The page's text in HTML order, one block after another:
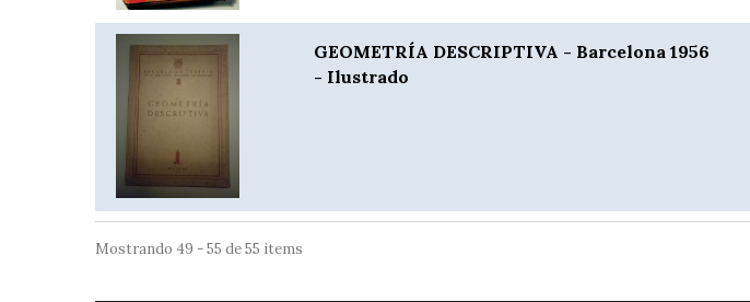
GEOMETRÍA DESCRIPTIVA - Barcelona 1956
- Ilustrado
Mostrando 49 - 55 de 55 items